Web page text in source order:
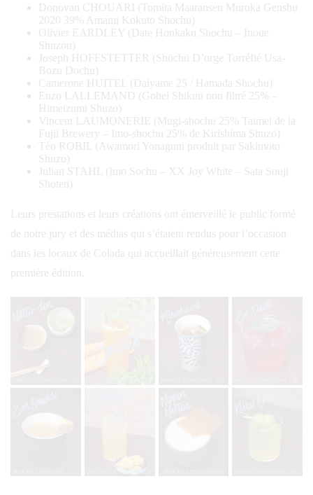
Donovan CHOUARI (Tomita Maaransen Muroka Genshu
2020 39% Amami Kokuto Shochu)
Olivier EARDLEY (Date Honkaku Shochu – Inoue
Shuzou)
Joseph HOFFSTETTER (Shōchū D’orge Torréfié Usa-
Bozu Dochu)
Camerone HUITEL (Daiyame 25 / Hamada Shochu)
Enzo LALLEMAND (Gohei Shikuu non filtré 25% –
Himeizumi Shuzo)
Vincent LAUMONERIE (Mugi-shochu 25% Taimei de la
Fujii Brewery – Imo-shochu 25% de Kirishima Shuzo)
Téo ROBIL (Awamori Yonaguni produit par Sakimoto
Shuzo)
Julian STAHL (Imo Sochu – XX Joy White – Sata Souji
Shoten)
Leurs prestations et leurs créations ont émerveillé le public formé
de notre jury et des médias qui s’étaient rendus pour l’occasion
dans les locaux de Colada qui accueillait généreusement cette
première édition.